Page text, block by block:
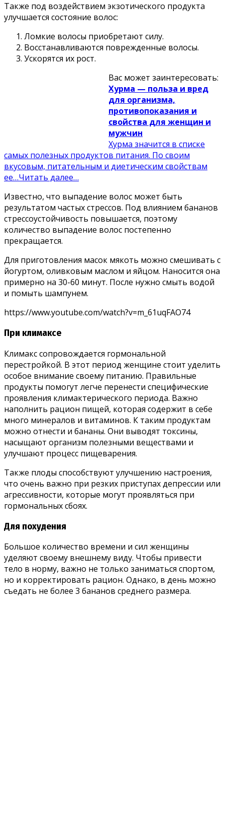
Также под воздействием экзотического продукта
улучшается состояние волос:
Ломкие волосы приобретают силу.
Восстанавливаются поврежденные волосы.
Ускорятся их рост.
Вас может заинтересовать:
Хурма — польза и вред
для организма,
противопоказания и
свойства для женщин и
мужчин
Хурма значится в списке
самых полезных продуктов питания. По своим
вкусовым, питательным и диетическим свойствам
ее…Читать далее…
Известно, что выпадение волос может быть
результатом частых стрессов. Под влиянием бананов
стрессоустойчивость повышается, поэтому
количество выпадение волос постепенно
прекращается.
Для приготовления масок мякоть можно смешивать с
йогуртом, оливковым маслом и яйцом. Наносится она
примерно на 30-60 минут. После нужно смыть водой
и помыть шампунем.
https://www.youtube.com/watch?v=m_61uqFAO74
При климаксе
Климакс сопровождается гормональной
перестройкой. В этот период женщине стоит уделить
особое внимание своему питанию. Правильные
продукты помогут легче перенести специфические
проявления климактерического периода. Важно
наполнить рацион пищей, которая содержит в себе
много минералов и витаминов. К таким продуктам
можно отнести и бананы. Они выводят токсины,
насыщают организм полезными веществами и
улучшают процесс пищеварения.
Также плоды способствуют улучшению настроения,
что очень важно при резких приступах депрессии или
агрессивности, которые могут проявляться при
гормональных сбоях.
Для похудения
Большое количество времени и сил женщины
уделяют своему внешнему виду. Чтобы привести
тело в норму, важно не только заниматься спортом,
но и корректировать рацион. Однако, в день можно
съедать не более 3 бананов среднего размера.